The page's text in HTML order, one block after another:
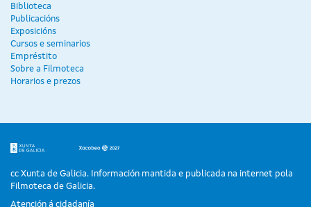
Biblioteca
Publicacións
Exposicións
Cursos e seminarios
Empréstito
Sobre a Filmoteca
Horarios e prezos
cc Xunta de Galicia. Información mantida e publicada na internet pola
Filmoteca de Galicia.
Atención á cidadanía